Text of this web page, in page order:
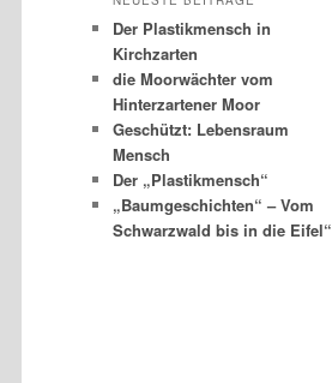
Der Plastikmensch in
Kirchzarten
die Moorwächter vom
Hinterzartener Moor
Geschützt: Lebensraum
Mensch
Der „Plastikmensch“
„Baumgeschichten“ – Vom
Schwarzwald bis in die Eifel“